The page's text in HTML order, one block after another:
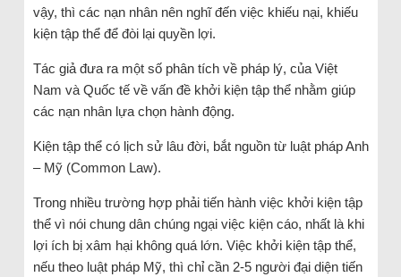
vậy, thì các nạn nhân nên nghĩ đến việc khiếu nại, khiếu
kiện tập thể để đòi lại quyền lợi.
Tác giả đưa ra một số phân tích về pháp lý, của Việt
Nam và Quốc tế về vấn đề khởi kiện tập thể nhằm giúp
các nạn nhân lựa chọn hành động.
Kiện tập thể có lịch sử lâu đời, bắt nguồn từ luật pháp Anh
– Mỹ (Common Law).
Trong nhiều trường hợp phải tiến hành việc khởi kiện tập
thể vì nói chung dân chúng ngại việc kiện cáo, nhất là khi
lợi ích bị xâm hại không quá lớn. Việc khởi kiện tập thể,
nếu theo luật pháp Mỹ, thì chỉ cần 2-5 người đại diện tiến